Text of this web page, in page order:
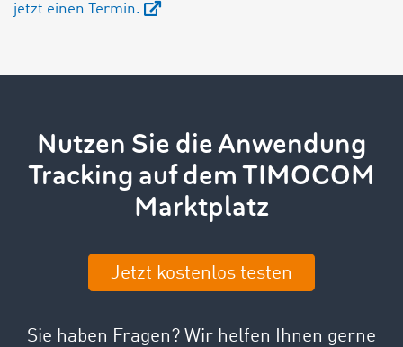
jetzt einen Termin.
Nutzen Sie die Anwendung
Tracking auf dem TIMOCOM
Marktplatz
Jetzt kostenlos testen
Sie haben Fragen? Wir helfen Ihnen gerne